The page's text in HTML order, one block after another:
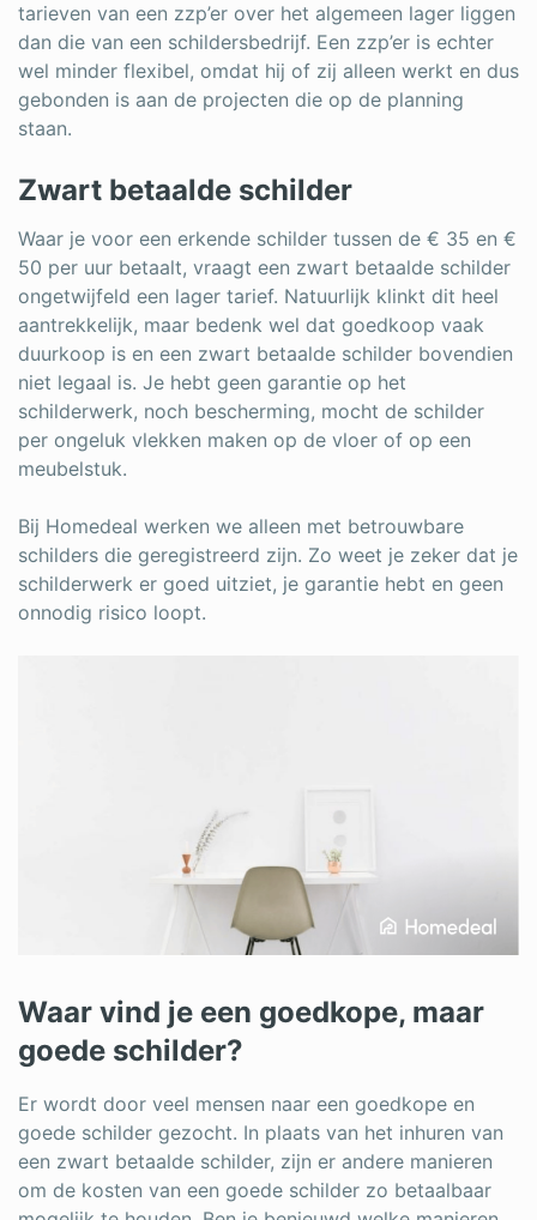
tarieven van een zzp’er over het algemeen lager liggen
dan die van een schildersbedrijf. Een zzp’er is echter
wel minder flexibel, omdat hij of zij alleen werkt en dus
gebonden is aan de projecten die op de planning
staan.
Zwart betaalde schilder
Waar je voor een erkende schilder tussen de € 35 en €
50 per uur betaalt, vraagt een zwart betaalde schilder
ongetwijfeld een lager tarief. Natuurlijk klinkt dit heel
aantrekkelijk, maar bedenk wel dat goedkoop vaak
duurkoop is en een zwart betaalde schilder bovendien
niet legaal is. Je hebt geen garantie op het
schilderwerk, noch bescherming, mocht de schilder
per ongeluk vlekken maken op de vloer of op een
meubelstuk.
Bij Homedeal werken we alleen met betrouwbare
schilders die geregistreerd zijn. Zo weet je zeker dat je
schilderwerk er goed uitziet, je garantie hebt en geen
onnodig risico loopt.
Waar vind je een goedkope, maar
goede schilder?
Er wordt door veel mensen naar een goedkope en
goede schilder gezocht. In plaats van het inhuren van
een zwart betaalde schilder, zijn er andere manieren
om de kosten van een goede schilder zo betaalbaar